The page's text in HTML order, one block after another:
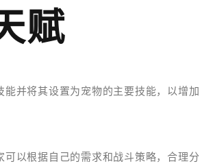
赋
并将其设置为宠物的主要技能，以增加
以根据自己的需求和战斗策略，合理分